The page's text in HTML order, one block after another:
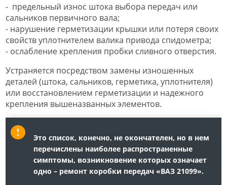
- предельный износ штока выбора передач или
сальников первичного вала;
- нарушение герметизации крышки или потеря своих
свойств уплотнителем валика привода спидометра;
- ослабление крепления пробки сливного отверстия.
Устраняется посредством замены изношенных
деталей (штока, сальников, герметика, уплотнителя)
или восстановлением герметизации и надежного
крепления вышеназванных элементов.
Это список, конечно, не окончателен, но в нем
перечислены наиболее распространенные
симптомы, возникновение которых означает
одно – ремонт коробки передач «ВАЗ 21099».